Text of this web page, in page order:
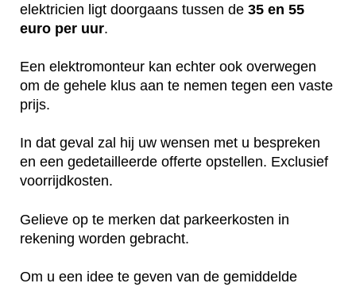
elektricien ligt doorgaans tussen de 35 en 55
euro per uur.
Een elektromonteur kan echter ook overwegen
om de gehele klus aan te nemen tegen een vaste
prijs.
In dat geval zal hij uw wensen met u bespreken
en een gedetailleerde offerte opstellen. Exclusief
voorrijdkosten.
Gelieve op te merken dat parkeerkosten in
rekening worden gebracht.
Om u een idee te geven van de gemiddelde